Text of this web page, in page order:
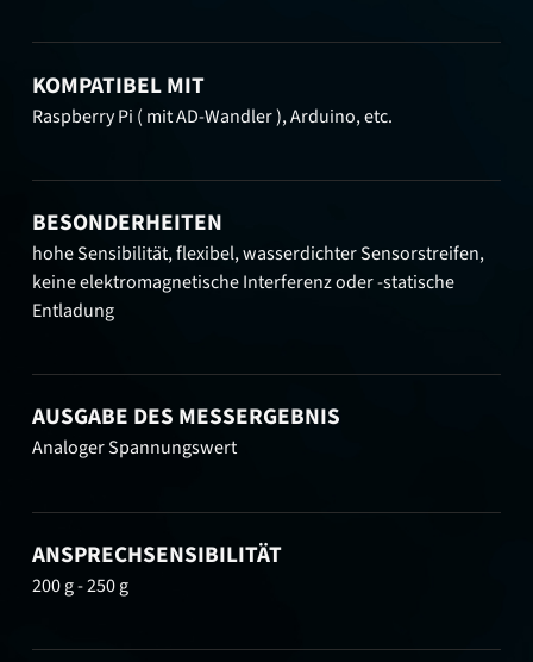
KOMPATIBEL MIT
Raspberry Pi ( mit AD-Wandler ), Arduino, etc.
BESONDERHEITEN
hohe Sensibilität, flexibel, wasserdichter Sensorstreifen,
keine elektromagnetische Interferenz oder -statische
Entladung
AUSGABE DES MESSERGEBNIS
Analoger Spannungswert
ANSPRECHSENSIBILITÄT
200 g - 250 g